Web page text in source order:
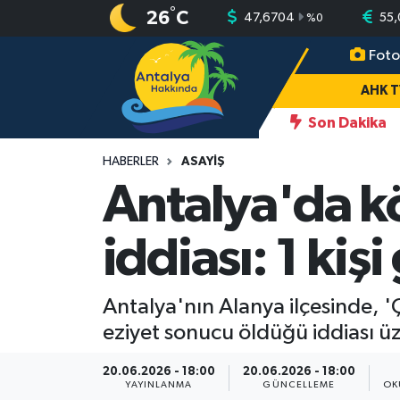
26°C 47,6704 %0
AHK
Son Dakika
Antalya'da otomobil dereye uçtu: Sürücü yaralandı 16:41
HABERLER ASAYIŞ
Antalya'da
iddiası: 1
Antalya'nın Alanya ilçesinde,
eziyet sonucu öldüğü iddiası
20.06.2026 - 18:00
YAYINLANMA
20.06.2026 - 18:00
GÜNCELLEME
Magazin
Ekonomi
Antalya Nöbetçi Eczaneler
Antalya Hava Durumu
Antalya Namaz Vakitleri
Antalya Trafik Yoğunluk Haritası
Süper Lig Puan Durumu ve Fikstür
Tüm Manşetler
Son Dakika Haberleri
Haber Arşivi